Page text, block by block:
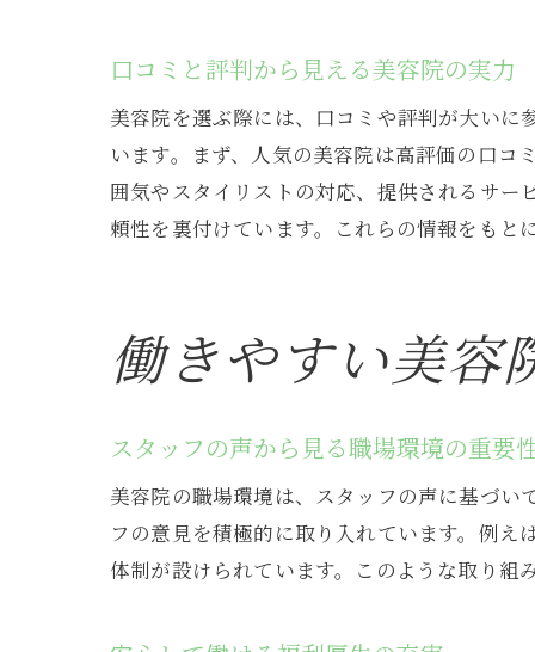
口コミと評判から見える美容院の実力
美容院を選ぶ際には、口コミや評判が大い
います。まず、人気の美容院は高評価の口
囲気やスタイリストの対応、提供されるサー
頼性を裏付けています。これらの情報をも
働きやすい美容
スタッフの声から見る職場環境の重要
美容院の職場環境は、スタッフの声に基づ
フの意見を積極的に取り入れています。例
体制が設けられています。このような取り